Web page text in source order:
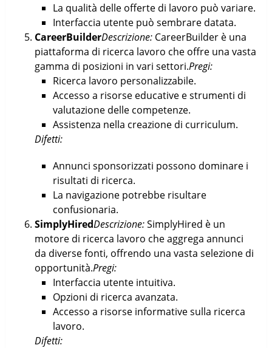
La qualità delle offerte di lavoro può variare.
Interfaccia utente può sembrare datata.
CareerBuilderDescrizione:CareerBuilder è una
piattaforma di ricerca lavoro che offre una vasta
gamma di posizioni in vari settori.Pregi:
Ricerca lavoro personalizzabile.
Accesso a risorse educative e strumenti di
valutazione delle competenze.
Assistenza nella creazione di curriculum.
Difetti:
Annunci sponsorizzati possono dominare i
risultati di ricerca.
La navigazione potrebbe risultare
confusionaria.
SimplyHiredDescrizione:SimplyHired è un
motore di ricerca lavoro che aggrega annunci
da diverse fonti, offrendo una vasta selezione di
opportunità.Pregi:
Interfaccia utente intuitiva.
Opzioni di ricerca avanzata.
Accesso a risorse informative sulla ricerca
lavoro.
Difetti: